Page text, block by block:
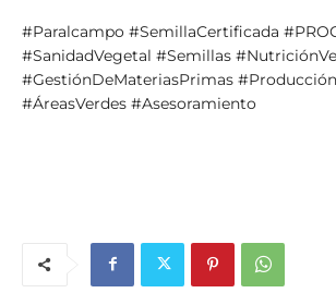
#Paralcampo #SemillaCertificada
#SanidadVegetal #Semillas
#GestiónDeMateriasPrimas
#ÁreasVerdes #Asesoramiento